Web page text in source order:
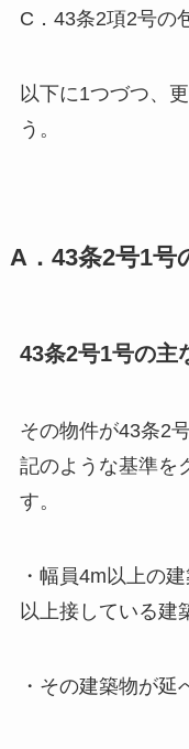
C．43条2項2号の
以下に1つづつ、
う。
A．43条2号1号
43条2号1号の主
その物件が43条2
記のような基準を
す。
・幅員4m以上の
以上接している建
・その建築物が